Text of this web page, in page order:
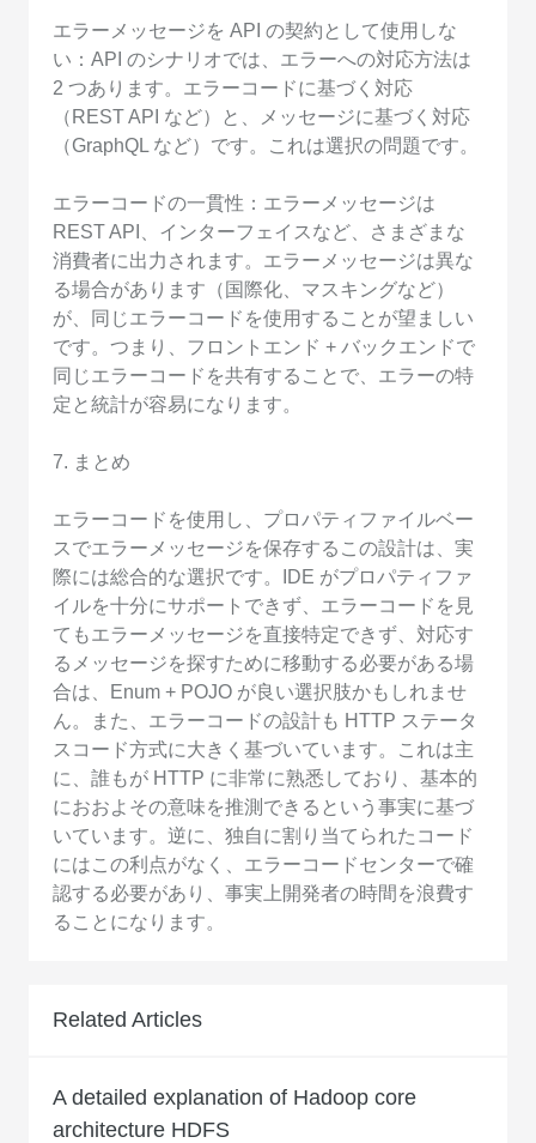
エラーメッセージを API の契約として使用しな
い：API のシナリオでは、エラーへの対応方法は
2 つあります。エラーコードに基づく対応
（REST API など）と、メッセージに基づく対応
（GraphQL など）です。これは選択の問題です。
エラーコードの一貫性：エラーメッセージは
REST API、インターフェイスなど、さまざまな
消費者に出力されます。エラーメッセージは異な
る場合があります（国際化、マスキングなど）
が、同じエラーコードを使用することが望ましい
です。つまり、フロントエンド + バックエンドで
同じエラーコードを共有することで、エラーの特
定と統計が容易になります。
7. まとめ
エラーコードを使用し、プロパティファイルベー
スでエラーメッセージを保存するこの設計は、実
際には総合的な選択です。IDE がプロパティファ
イルを十分にサポートできず、エラーコードを見
てもエラーメッセージを直接特定できず、対応す
るメッセージを探すために移動する必要がある場
合は、Enum + POJO が良い選択肢かもしれませ
ん。また、エラーコードの設計も HTTP ステータ
スコード方式に大きく基づいています。これは主
に、誰もが HTTP に非常に熟悉しており、基本的
におおよその意味を推測できるという事実に基づ
いています。逆に、独自に割り当てられたコード
にはこの利点がなく、エラーコードセンターで確
認する必要があり、事実上開発者の時間を浪費す
ることになります。
Related Articles
A detailed explanation of Hadoop core
architecture HDFS